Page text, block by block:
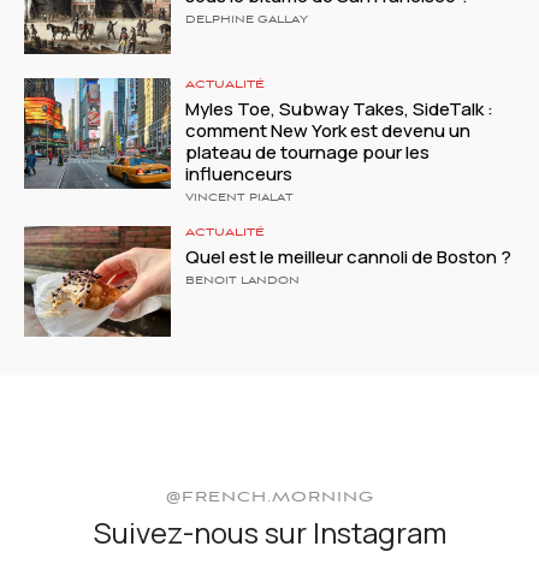
DELPHINE GALLAY
ACTUALITÉ
Myles Toe, Subway Takes, SideTalk :
comment New York est devenu un
plateau de tournage pour les
influenceurs
VINCENT PIALAT
ACTUALITÉ
Quel est le meilleur cannoli de Boston ?
BENOIT LANDON
@FRENCH.MORNING
Suivez-nous sur Instagram